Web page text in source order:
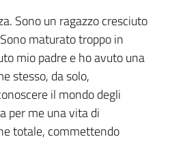
Sono un ragazzo cresciuto
maturato troppo in
mio padre e ho avuto una
stesso, da solo,
il mondo degli
per me una vita di
totale, commettendo